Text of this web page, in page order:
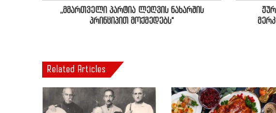
,,მმართველი პარტია ლეღვის ნახარშის
პრინციპით მოქმედებს"
Related Articles